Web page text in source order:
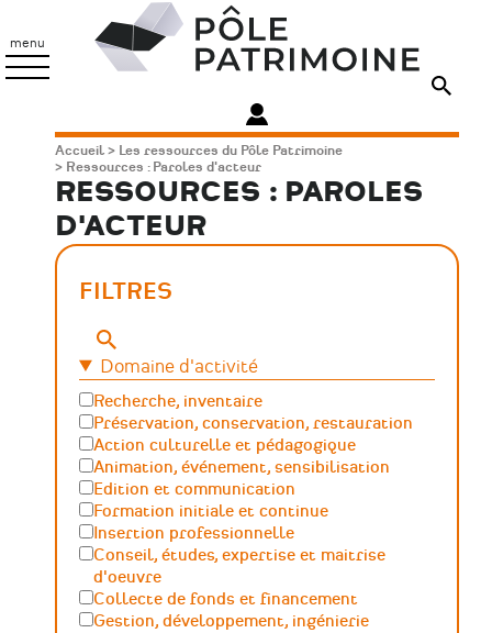
contenu
principal
menu
Patrimoine
Fil
d'Ariane
Accueil
Les ressources du Pôle Patrimoine
Ressources : Paroles d'acteur
RESSOURCES : PAROLES
D'ACTEUR
FILTRES
Mots-
clésDomaine d'activité
Recherche, inventaire
Préservation, conservation, restauration
Action culturelle et pédagogique
Animation, événement, sensibilisation
Edition et communication
Formation initiale et continue
Insertion professionnelle
Conseil, études, expertise et maitrise
d'oeuvre
Collecte de fonds et financement
Gestion, développement, ingénierie